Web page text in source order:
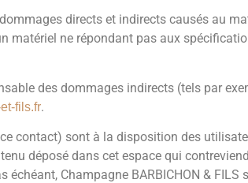
directs et indirects causés au
matériel ne répondant pas aux
des dommages indirects (tels par
fils.fr.
contact) sont à la disposition des
déposé dans cet espace qui
Champagne BARBICHON &